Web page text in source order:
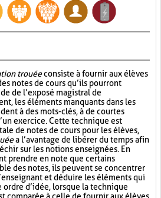
trouéeconsiste à fournir aux élèves
notes de cours qu’ils pourront
de l’exposé magistral de
les éléments manquants dans les
à des mots-clés, à de courtes
exercice. Cette technique est
de notes de cours pour les élèves,
a l’avantage de libérer du temps afin
sur les notions enseignées. En
prendre en note que certains
des notes, ils peuvent se concentrer
et déduire les éléments qui
ordre d’idée, lorsque la technique